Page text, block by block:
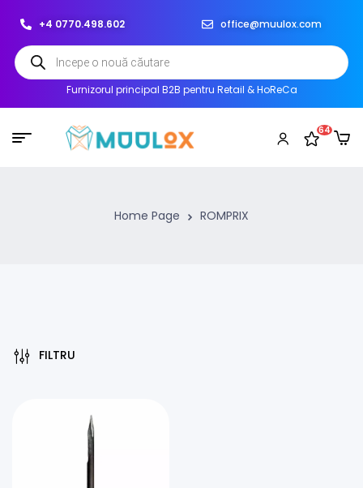
+4 0770.498.602 office@muulox.com
Furnizorul principal B2B pentru Retail & HoReCa
64
Home Page ROMPRIX
FILTRU